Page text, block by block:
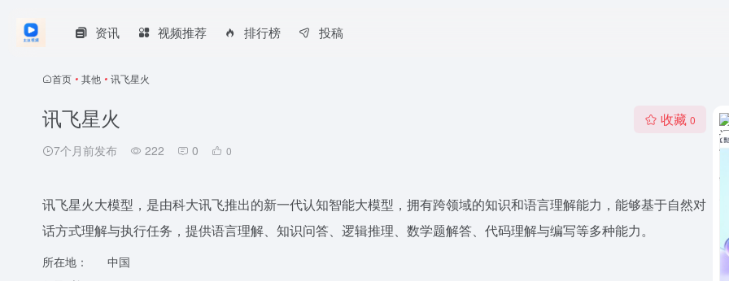
资讯 视频推荐 排行榜 投稿
首页 • 其他 • 讯飞星火
讯飞星火
7个月前发布 222 0 0
收藏 0
讯飞星火大模型，是由科大讯飞推出的新一代认知智能大模型，拥有跨领域的知识和语言理解能力，能够基于自然对
话方式理解与执行任务，提供语言理解、知识问答、逻辑推理、数学题解答、代码理解与编写等多种能力。
所在地：
中国